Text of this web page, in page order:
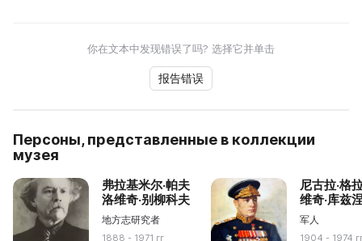
你在文本中发现错误了吗? 选择它并单击
报告错误
Персоны, представленные в коллекции
музея
弗拉基米尔·帕夫
洛维奇·别柳科夫
地方志研究者
1888 - 1971 гг
尼古拉·格
维奇·库兹
军人
1904 - 1974